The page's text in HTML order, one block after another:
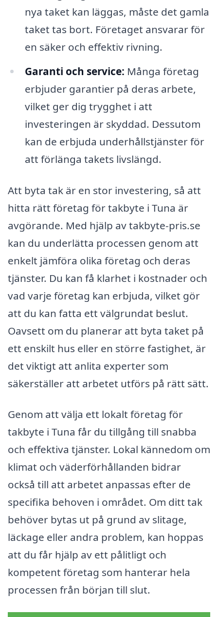
nya taket kan läggas, måste det gamla
taket tas bort. Företaget ansvarar för
en säker och effektiv rivning.
Garanti och service: Många företag
erbjuder garantier på deras arbete,
vilket ger dig trygghet i att
investeringen är skyddad. Dessutom
kan de erbjuda underhållstjänster för
att förlänga takets livslängd.
Att byta tak är en stor investering, så att
hitta rätt företag för takbyte i Tuna är
avgörande. Med hjälp av takbyte-pris.se
kan du underlätta processen genom att
enkelt jämföra olika företag och deras
tjänster. Du kan få klarhet i kostnader och
vad varje företag kan erbjuda, vilket gör
att du kan fatta ett välgrundat beslut.
Oavsett om du planerar att byta taket på
ett enskilt hus eller en större fastighet, är
det viktigt att anlita experter som
säkerställer att arbetet utförs på rätt sätt.
Genom att välja ett lokalt företag för
takbyte i Tuna får du tillgång till snabba
och effektiva tjänster. Lokal kännedom om
klimat och väderförhållanden bidrar
också till att arbetet anpassas efter de
specifika behoven i området. Om ditt tak
behöver bytas ut på grund av slitage,
läckage eller andra problem, kan hoppas
att du får hjälp av ett pålitligt och
kompetent företag som hanterar hela
processen från början till slut.